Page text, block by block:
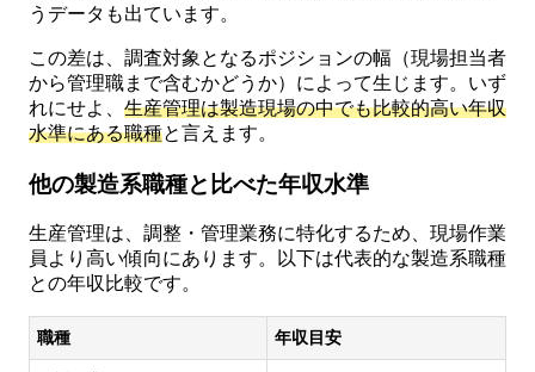
うデータも出ています。
この差は、調査対象となるポジションの幅（現場担当者
から管理職まで含むかどうか）によって生じます。いず
れにせよ、 生産管理は製造現場の中でも比較的高い年収
水準にある職種と言えます。
他の製造系職種と比べた年収水準
生産管理は、調整・管理業務に特化するため、現場作業
員より高い傾向にあります。以下は代表的な製造系職種
との年収比較です。
職種 年収目安